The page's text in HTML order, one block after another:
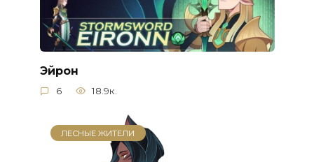
Эйрон
6 18.9к.
ЛЕСНЫЕ ЖИТЕЛИ